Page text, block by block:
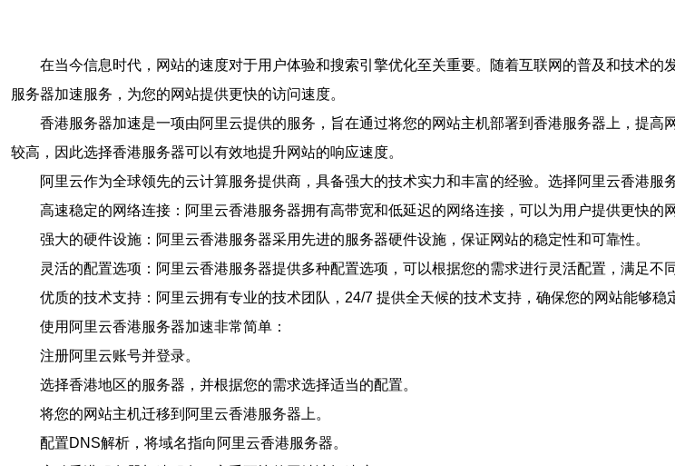
在当今信息时代，网站的速度对于用户体验和搜索引擎优化至关重要。随着互联网的普及和技术
服务器加速服务，为您的网站提供更快的访问速度。
香港服务器加速是一项由阿里云提供的服务，旨在通过将您的网站主机部署到香港服务器上，提
较高，因此选择香港服务器可以有效地提升网站的响应速度。
阿里云作为全球领先的云计算服务提供商，具备强大的技术实力和丰富的经验。选择阿里云香港服
高速稳定的网络连接：阿里云香港服务器拥有高带宽和低延迟的网络连接，可以为用户提供更快的
强大的硬件设施：阿里云香港服务器采用先进的服务器硬件设施，保证网站的稳定性和可靠性。
灵活的配置选项：阿里云香港服务器提供多种配置选项，可以根据您的需求进行灵活配置，满足不
优质的技术支持：阿里云拥有专业的技术团队，24/7 提供全天候的技术支持，确保您的网站能够稳
使用阿里云香港服务器加速非常简单：
注册阿里云账号并登录。
选择香港地区的服务器，并根据您的需求选择适当的配置。
将您的网站主机迁移到阿里云香港服务器上。
配置DNS解析，将域名指向阿里云香港服务器。